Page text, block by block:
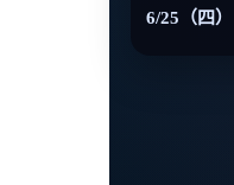
6/25（四）